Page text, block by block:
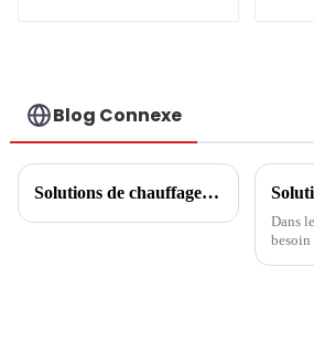
système économe
en énergie.
Blog Connexe
Solutions de chauffage de l'eau chaude à base d'eaux usées
Dans
besoin